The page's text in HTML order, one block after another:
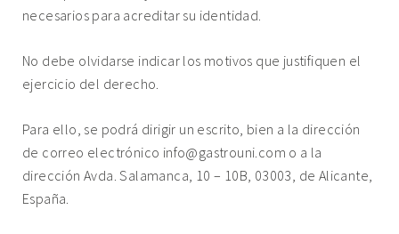
necesarios para acreditar su identidad.
No debe olvidarse indicar los motivos que justifiquen el
ejercicio del derecho.
Para ello, se podrá dirigir un escrito, bien a la dirección
de correo electrónico info@gastrouni.com o a la
dirección Avda. Salamanca, 10 – 10B, 03003, de Alicante,
España.